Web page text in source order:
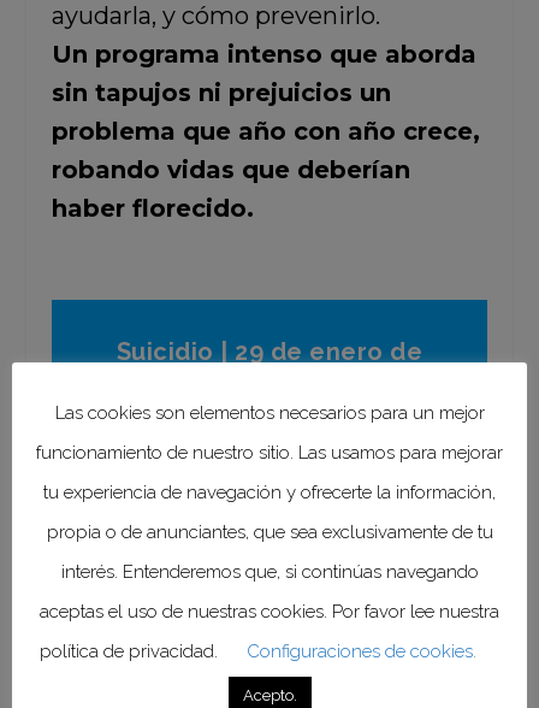
ayudarla, y cómo prevenirlo.
Un programa intenso que aborda
sin tapujos ni prejuicios un
problema que año con año crece,
robando vidas que deberían
haber florecido.
Suicidio | 29 de enero de
Notas relacionadas:
Las cookies son elementos necesarios para un mejor
funcionamiento de nuestro sitio. Las usamos para mejorar
tu experiencia de navegación y ofrecerte la información,
propia o de anunciantes, que sea exclusivamente de tu
interés. Entenderemos que, si continúas navegando
aceptas el uso de nuestras cookies. Por favor lee nuestra
política de privacidad.
Configuraciones de cookies.
Acepto.